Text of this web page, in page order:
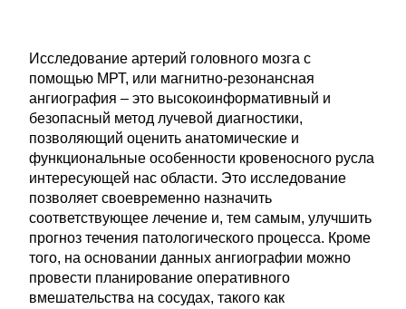
Исследование артерий головного мозга с
помощью МРТ, или магнитно-резонансная
ангиография – это высокоинформативный и
безопасный метод лучевой диагностики,
позволяющий оценить анатомические и
функциональные особенности кровеносного русла
интересующей нас области. Это исследование
позволяет своевременно назначить
соответствующее лечение и, тем самым, улучшить
прогноз течения патологического процесса. Кроме
того, на основании данных ангиографии можно
провести планирование оперативного
вмешательства на сосудах, такого как